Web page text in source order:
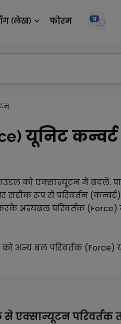
(लेख) फोरम
यूनिट कन्वर्ट
कोएक्सान्यूटनमें बदलें.
रूप से परिवर्तन
अन्यबल परिवर्तक (Force)
को अन्यबल परिवर्तक (Force)
सेएक्सान्यूटनपरिवर्तक